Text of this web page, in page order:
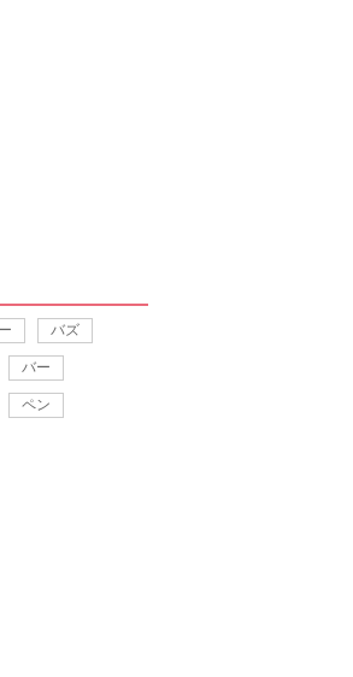
バズ
バー
ペン